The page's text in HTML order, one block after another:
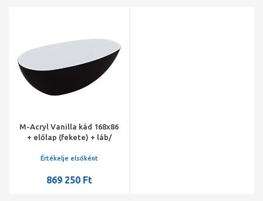
M-Acryl Vanilla kád 168x86
+ előlap (fekete) + láb/
Értékelje elsőként
869 250 Ft